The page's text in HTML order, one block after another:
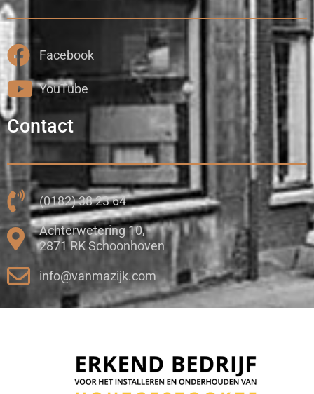
Facebook
YouTube
Contact
(0182) 38 23 64
Achterwetering 10,
2871 RK Schoonhoven
info@vanmazijk.com